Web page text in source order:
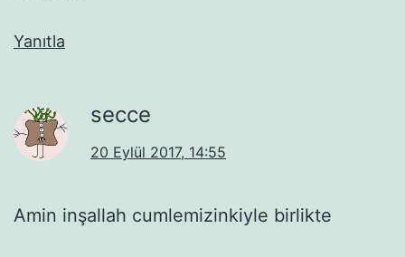
Yanıtla
secce
20 Eylül 2017, 14:55
Amin inşallah cumlemizinkiyle birlikte